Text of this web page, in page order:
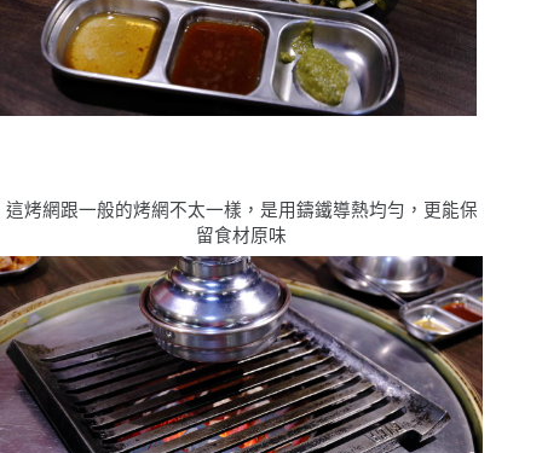
這烤網跟一般的烤網不太一樣，是用鑄鐵導熱均勻，更能保
留食材原味